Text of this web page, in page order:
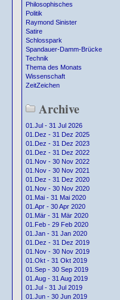
Philosophisches
Politik
Raymond Sinister
Satire
Schlosspark
Spandauer-Damm-Brücke
Technik
Thema des Monats
Wissenschaft
ZeitZeichen
Archive
01.Jul - 31 Jul 2026
01.Dez - 31 Dez 2025
01.Dez - 31 Dez 2023
01.Dez - 31 Dez 2022
01.Nov - 30 Nov 2022
01.Nov - 30 Nov 2021
01.Dez - 31 Dez 2020
01.Nov - 30 Nov 2020
01.Mai - 31 Mai 2020
01.Apr - 30 Apr 2020
01.Mär - 31 Mär 2020
01.Feb - 29 Feb 2020
01.Jan - 31 Jan 2020
01.Dez - 31 Dez 2019
01.Nov - 30 Nov 2019
01.Okt - 31 Okt 2019
01.Sep - 30 Sep 2019
01.Aug - 31 Aug 2019
01.Jul - 31 Jul 2019
01.Jun - 30 Jun 2019